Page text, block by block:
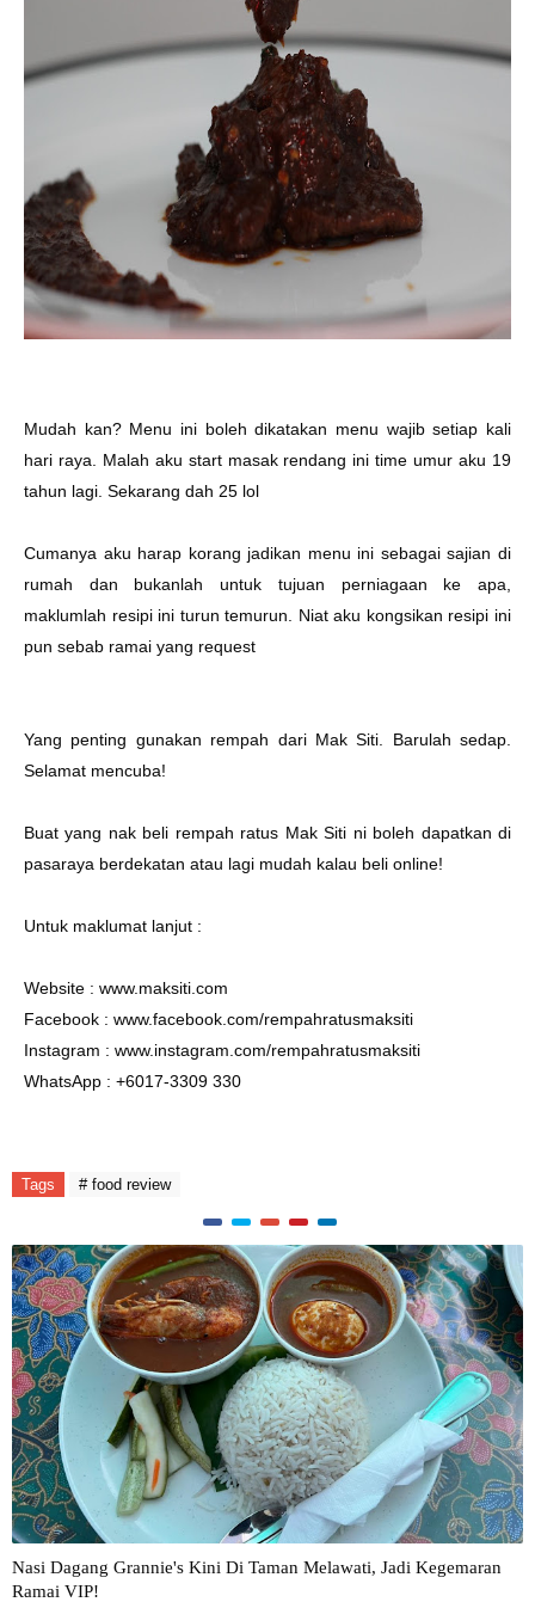
Mudah kan? Menu ini boleh dikatakan menu wajib setiap kali
hari raya. Malah aku start masak rendang ini time umur aku 19
tahun lagi. Sekarang dah 25 lol
Cumanya aku harap korang jadikan menu ini sebagai sajian di
rumah dan bukanlah untuk tujuan perniagaan ke apa,
maklumlah resipi ini turun temurun. Niat aku kongsikan resipi ini
pun sebab ramai yang request
Yang penting gunakan rempah dari Mak Siti. Barulah sedap.
Selamat mencuba!
Buat yang nak beli rempah ratus Mak Siti ni boleh dapatkan di
pasaraya berdekatan atau lagi mudah kalau beli online!
Untuk maklumat lanjut :
Website : www.maksiti.com
Facebook : www.facebook.com/rempahratusmaksiti
Instagram : www.instagram.com/rempahratusmaksiti
WhatsApp : +6017-3309 330
Tags # food review
Nasi Dagang Grannie's Kini Di Taman Melawati, Jadi Kegemaran
Ramai VIP!